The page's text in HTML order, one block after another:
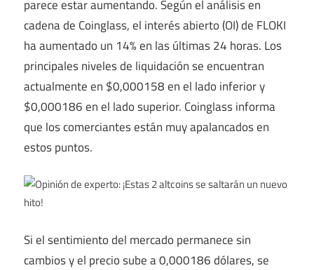
parece estar aumentando. Según el análisis en
cadena de Coinglass, el interés abierto (OI) de FLOKI
ha aumentado un 14% en las últimas 24 horas. Los
principales niveles de liquidación se encuentran
actualmente en $0,000158 en el lado inferior y
$0,000186 en el lado superior. Coinglass informa
que los comerciantes están muy apalancados en
estos puntos.
Si el sentimiento del mercado permanece sin
cambios y el precio sube a 0,000186 dólares, se